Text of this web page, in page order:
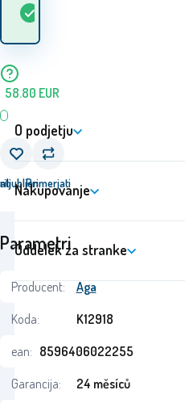
58.80 EUR
Primerjati
Parametri
Producent:
Aga
Koda:
K12918
ean: 8596406022255
Garancija:
24 měsíců
O podjetju
Nakupovanje
Oddelek za stranke